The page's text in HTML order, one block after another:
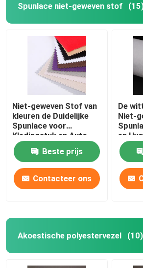
Spunlace niet-geweven stof
Niet-geweven Stof van
kleuren de Duidelijke
Spunlace voor
Kledingstuk en Auto-
industrie
Beste prijs
Contacteer ons
De
Niet-
en
Akoestische polyestervezel (10)